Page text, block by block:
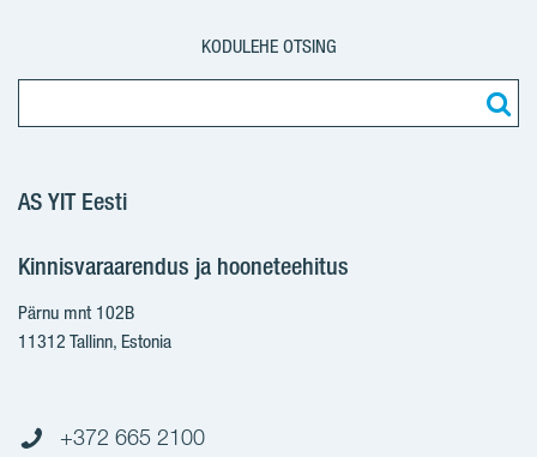
KODULEHE OTSING
AS YIT Eesti
Kinnisvaraarendus ja hooneteehitus
Pärnu mnt 102B
11312 Tallinn, Estonia
+372 665 2100